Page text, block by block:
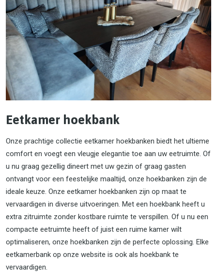
Eetkamer hoekbank
Onze prachtige collectie eetkamer hoekbanken biedt het ultieme
comfort en voegt een vleugje elegantie toe aan uw eetruimte. Of
u nu graag gezellig dineert met uw gezin of graag gasten
ontvangt voor een feestelijke maaltijd, onze hoekbanken zijn de
ideale keuze. Onze eetkamer hoekbanken zijn op maat te
vervaardigen in diverse uitvoeringen. Met een hoekbank heeft u
extra zitruimte zonder kostbare ruimte te verspillen. Of u nu een
compacte eetruimte heeft of juist een ruime kamer wilt
optimaliseren, onze hoekbanken zijn de perfecte oplossing. Elke
eetkamerbank op onze website is ook als hoekbank te
vervaardigen.